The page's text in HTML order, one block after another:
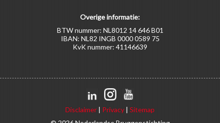
Overige informatie:
BTW nummer: NL8012 14 646 B01
IBAN: NL82 INGB 0000 0589 75
KvK nummer: 41146639
Disclaimer | Privacy | Sitemap